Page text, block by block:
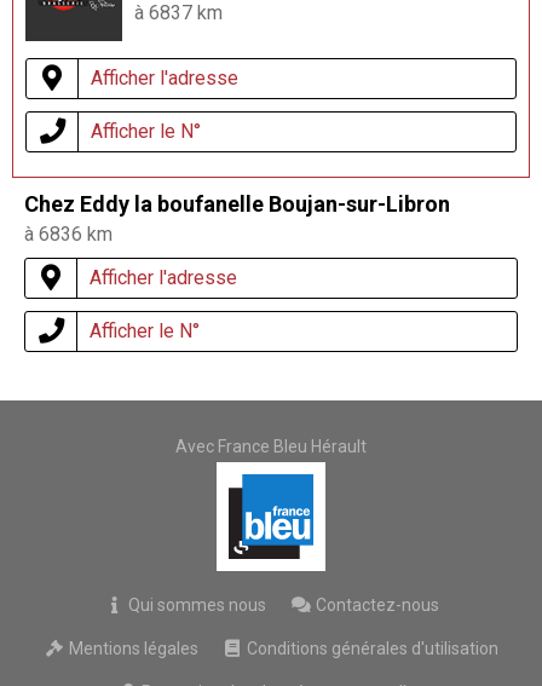
à 6837 km
Afficher l'adresse
Afficher le N°
Chez Eddy la boufanelle Boujan-sur-Libron
à 6836 km
Afficher l'adresse
Afficher le N°
Avec France Bleu Hérault
Qui sommes nous Contactez-nous
Mentions légales Conditions générales d'utilisation